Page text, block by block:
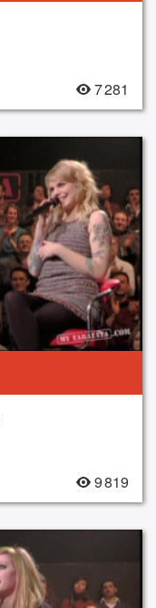
7 281
9 819